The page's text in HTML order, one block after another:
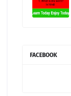
FACEBOOK